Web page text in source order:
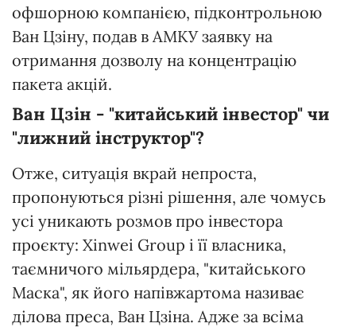
офшорною компанією, підконтрольною
Ван Цзіну, подав в АМКУ заявку на
отримання дозволу на концентрацію
пакета акцій.
Ван Цзін - "китайський інвестор" чи
"лижний інструктор"?
Отже, ситуація вкрай непроста,
пропонуються різні рішення, але чомусь
усі уникають розмов про інвестора
проєкту: Xinwei Group і її власника,
таємничого мільярдера, "китайського
Маска", як його напівжартома називає
ділова преса, Ван Цзіна. Адже за всіма